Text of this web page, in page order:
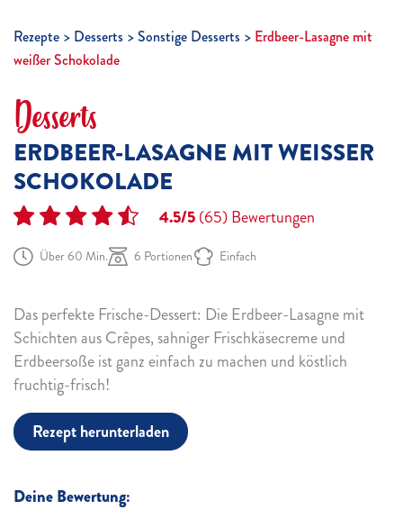
Rezepte Desserts Sonstige Desserts
Erdbeer-Lasagne mit
weißer Schokolade
Desserts
ERDBEER-LASAGNE MIT WEISSER S
CHOKOLADE
4.5/5(65)Bewertungen
Über 60 Min. 6 Portionen Einfach
Das perfekte Frische-Dessert: Die Erdbeer-Lasagne mit
Schichten aus Crêpes, sahniger Frischkäsecreme und
Erdbeersoße ist ganz einfach zu machen und köstlich
fruchtig-frisch!
Rezept herunterladen
Deine Bewertung: